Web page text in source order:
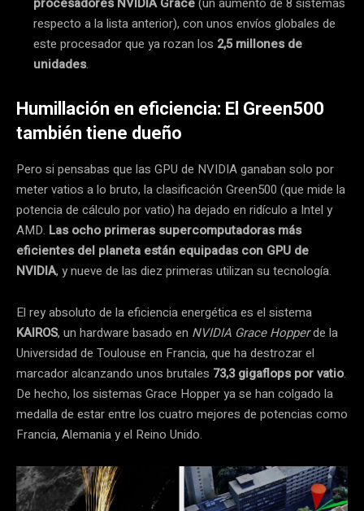
respecto a la lista anterior), con unos envíos globales de
este procesador que ya rozan los 2,5 millones de
unidades.
Humillación en eficiencia: El Green500
también tiene dueño
Pero si pensabas que las GPU de NVIDIA ganaban solo por
meter vatios a lo bruto, la clasificación Green500 (que mide la
potencia de cálculo por vatio) ha dejado en ridículo a Intel y
AMD. Las ocho primeras supercomputadoras más
eficientes del planeta están equipadas con GPU de
NVIDIA, y nueve de las diez primeras utilizan su tecnología.
El rey absoluto de la eficiencia energética es el sistema
KAIROS, un hardware basado en NVIDIA Grace Hopperde la
Universidad de Toulouse en Francia, que ha destrozar el
marcador alcanzando unos brutales 73,3 gigaflops por vatio.
De hecho, los sistemas Grace Hopper ya se han colgado la
medalla de estar entre los cuatro mejores de potencias como
Francia, Alemania y el Reino Unido.